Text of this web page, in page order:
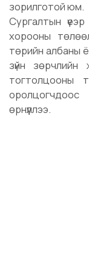
зорилготой юм.
Сургалтын
хорооны
төрийн албаны
зүйн зөрчлийн
тогтолцооны
оролцогчдоос
өрнүүллээ.